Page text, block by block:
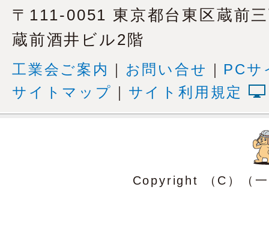
〒111-0051 東京都台東区蔵前
蔵前酒井ビル2階
工業会ご案内 お問い合せ
PCサ
サイトマップ
サイト利用規定
Copyright （C）（